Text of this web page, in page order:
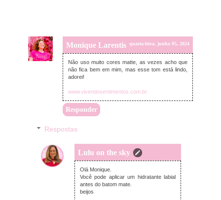
Monique Larentis quarta-feira, junho 05, 2024
Não uso muito cores matte, as vezes acho que
não fica bem em mim, mas esse tom está lindo,
adorei!
www.vivendosentimentos.com.br
Responder
Respostas
Lulu on the sky
terça-feira, junho 11, 2024
Olá Monique.
Você pode aplicar um hidratante labial
antes do batom mate.
beijos